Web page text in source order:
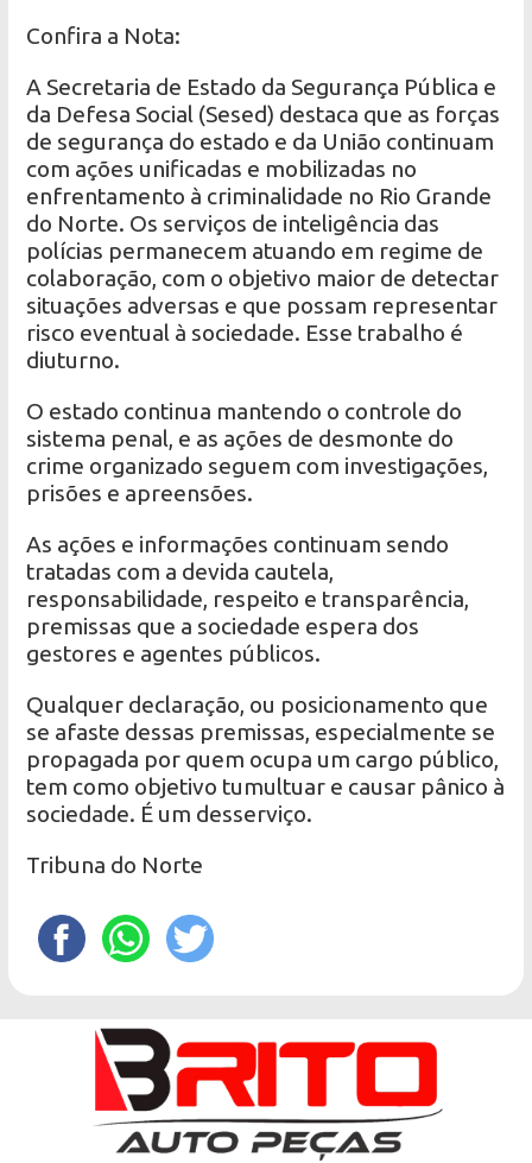
Confira a Nota:
A Secretaria de Estado da Segurança Pública e
da Defesa Social (Sesed) destaca que as forças
de segurança do estado e da União continuam
com ações unificadas e mobilizadas no
enfrentamento à criminalidade no Rio Grande
do Norte. Os serviços de inteligência das
polícias permanecem atuando em regime de
colaboração, com o objetivo maior de detectar
situações adversas e que possam representar
risco eventual à sociedade. Esse trabalho é
diuturno.
O estado continua mantendo o controle do
sistema penal, e as ações de desmonte do
crime organizado seguem com investigações,
prisões e apreensões.
As ações e informações continuam sendo
tratadas com a devida cautela,
responsabilidade, respeito e transparência,
premissas que a sociedade espera dos
gestores e agentes públicos.
Qualquer declaração, ou posicionamento que
se afaste dessas premissas, especialmente se
propagada por quem ocupa um cargo público,
tem como objetivo tumultuar e causar pânico à
sociedade. É um desserviço.
Tribuna do Norte